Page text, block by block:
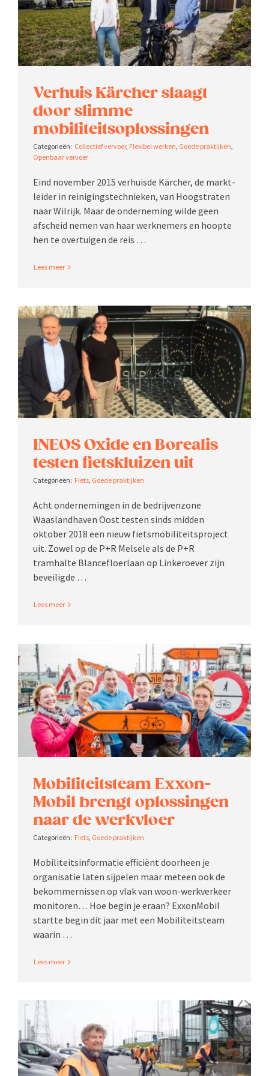
Verhuis Kärcher slaagt
door slimme
mobiliteitsoplossingen
Collectief vervoer, Flexibel werken, Goede praktijken,
Openbaar vervoer
Eind november 2015 verhuisde Kärcher, de markt­
leider in reini­gings­tech­nieken, van Hoogstraten
naar Wilrijk. Maar de onder­neming wilde geen
afscheid nemen van haar werknemers en hoopte
hen te overtuigen de reis …
Read More
INEOS Oxide en Borealis
testen fiets­kluizen uit
Fiets, Goede praktijken
Acht onder­ne­mingen in de bedrij­venzone
Waasland­haven Oost testen sinds midden
oktober 2018 een nieuw fiets­mo­bi­li­teits­project
uit. Zowel op de P+R Melsele als de P+R
tramhalte Blance­floerlaan op Linker­oever zijn
beveiligde …
Read More
Mobili­teitsteam Exxon­
Mobil brengt oplos­singen
naar de werkvloer
Fiets, Goede praktijken
Mobili­teits­in­for­matie efficiënt doorheen je
organi­satie laten sijpelen maar meteen ook de
bekom­mer­nissen op vlak van woon-werkverkeer
monitoren… Hoe begin je eraan? Exxon­Mobil
startte begin dit jaar met een Mobili­teitsteam
waarin …
Read More